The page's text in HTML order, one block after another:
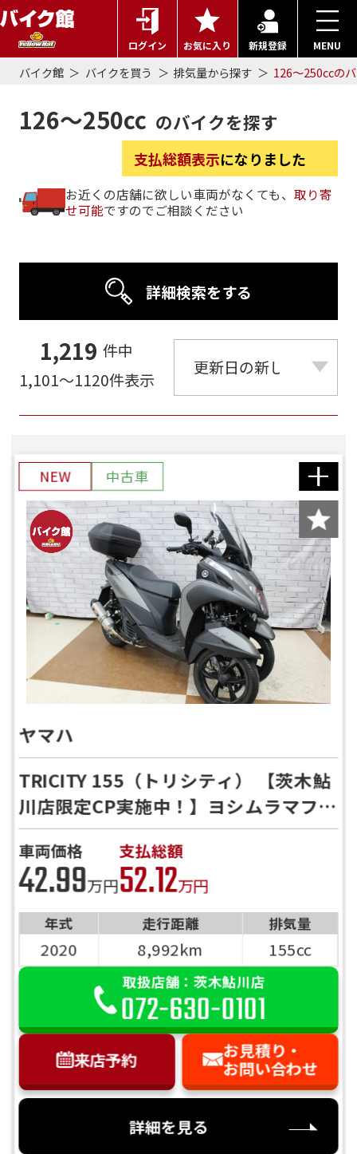
ログイン お気に入り 新規登録 MENU
バイク館 バイクを買う 排気量から探す 126～250ccの
126～250cc のバイクを探す
支払総額表示になりました
お近くの店舗に欲しい車両がなくても、取り寄
せ可能ですのでご相談ください
詳細検索をする
1,219 件中
1,101～1120件表示
NEW 中古車
ヤマハ
TRICITY 155（トリシティ） 【茨木鮎
川店限定CP実施中！】ヨシムラマフラ
ー、リアボックス等カスタム多数！！
車両価格
42.99万円
支払総額
52.12万円
年式 走行距離 排気量
2020 8,992km 155cc
取扱店舗：茨木鮎川店
072-630-0101
来店予約
お見積り・
お問い合わせ
詳細を見る